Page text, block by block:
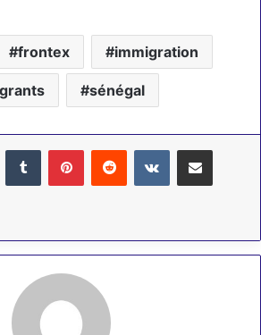
frontex immigration
sénégal
Tumblr PinterestReddit VKontaktePartager par email